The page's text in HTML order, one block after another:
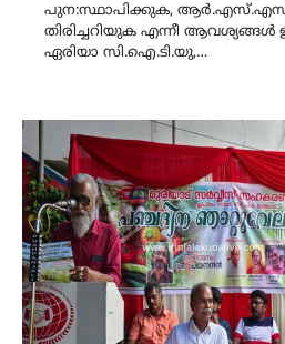
പുന:സ്ഥാപിക്കുക, ആർ.എസ്.എസ്
തിരിച്ചറിയുക എന്നീ ആവശ്യങ്ങൾ
ഏരിയാ സി.ഐ.ടി.യു,…